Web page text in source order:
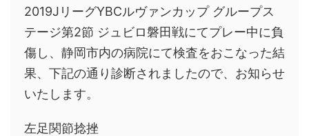
2019JリーグYBCルヴァンカップ グループス
テージ第2節 ジュビロ磐田戦にてプレー中に負
傷し、静岡市内の病院にて検査をおこなった結
果、下記の通り診断されましたので、お知らせ
いたします。
左足関節捻挫